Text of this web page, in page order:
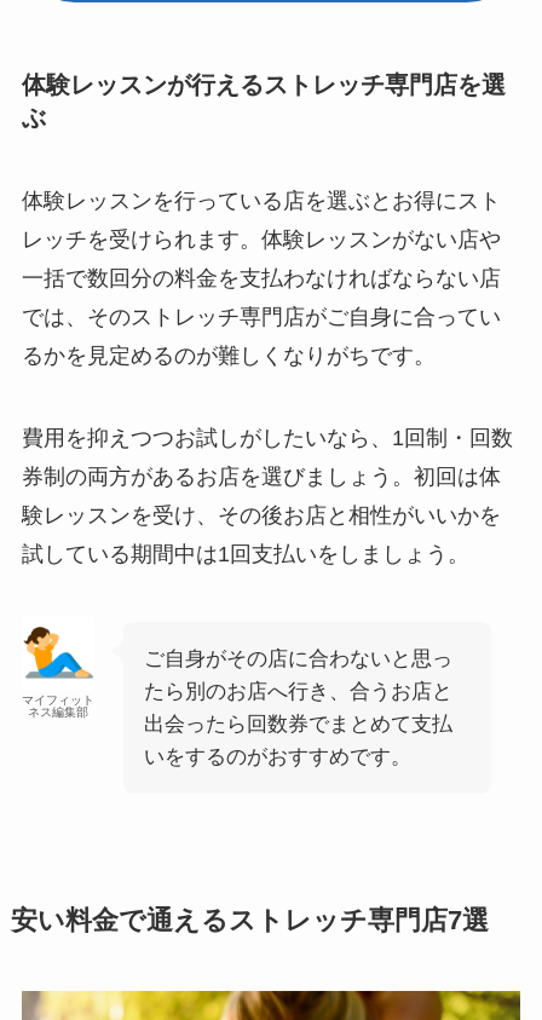
体験レッスンが行えるストレッチ専門店を選
ぶ
体験レッスンを行っている店を選ぶとお得にスト
レッチを受けられます。体験レッスンがない店や
一括で数回分の料金を支払わなければならない店
では、そのストレッチ専門店がご自身に合ってい
るかを見定めるのが難しくなりがちです。
費用を抑えつつお試しがしたいなら、1回制・回数
券制の両方があるお店を選びましょう。初回は体
験レッスンを受け、その後お店と相性がいいかを
試している期間中は1回支払いをしましょう。
マイフィット
ネス編集部
ご自身がその店に合わないと思っ
たら別のお店へ行き、合うお店と
出会ったら回数券でまとめて支払
いをするのがおすすめです。
安い料金で通えるストレッチ専門店7選